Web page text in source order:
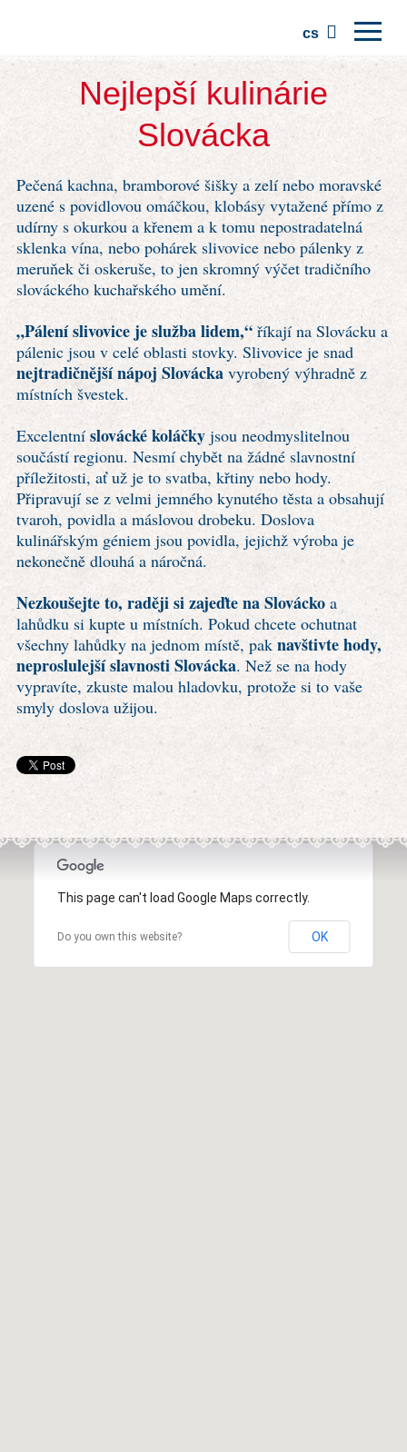
cs
Tradice
Výlety
Komunita
Místa
Nejlepší kulinárie
Slovácka
Pečená kachna, bramborové šišky a zelí nebo moravské
uzené s povidlovou omáčkou, klobásy vytažené přímo z
udírny s okurkou a křenem a k tomu nepostradatelná
sklenka vína, nebo pohárek slivovice nebo pálenky z
meruňek či oskeruše, to jen skromný výčet tradičního
slováckého kuchařského umění.
„Pálení slivovice je služba lidem,“říkají na Slovácku a
pálenic jsou v celé oblasti stovky. Slivovice je snad
nejtradičnější nápoj Slováckavyrobený výhradně z
místních švestek.
Excelentníslovácké koláčkyjsou neodmyslitelnou
součástí regionu. Nesmí chybět na žádné slavnostní
příležitosti, ať už je to svatba, křtiny nebo hody.
Připravují se z velmi jemného kynutého těsta a obsahují
tvaroh, povidla a máslovou drobeku. Doslova
kulinářským géniem jsou povidla, jejichž výroba je
nekonečně dlouhá a náročná.
Nezkoušejte to, raději si zajeďte na Slováckoa
lahůdku si kupte u místních. Pokud chcete ochutnat
všechny lahůdky na jednom místě, pak navštivte hody,
neproslulejší slavnosti Slovácka. Než se na hody
vypravíte, zkuste malou hladovku, protože si to vaše
smyly doslova užijou.
This page can't load Google Maps correctly.
Do you own this website? OK